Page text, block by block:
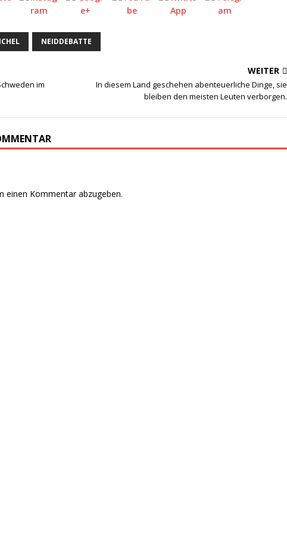
NEIDDEBATTE
im
WEITER
In diesem Land geschehen abenteuerliche Dinge, sie
bleiben den meisten Leuten verborgen.
einen Kommentar abzugeben.